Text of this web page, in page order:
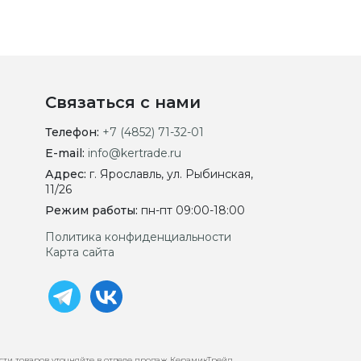
Связаться с нами
Телефон: +7 (4852) 71-32-01
E-mail: info@kertrade.ru
Адрес: г. Ярославль, ул. Рыбинская,
11/26
Режим работы: пн-пт 09:00-18:00
Политика конфиденциальности
Карта сайта